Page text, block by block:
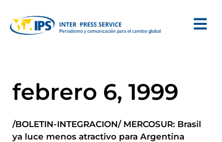
febrero 6, 1999
/BOLETIN-INTEGRACION/ MERCOSUR: Brasil
ya luce menos atractivo para Argentina